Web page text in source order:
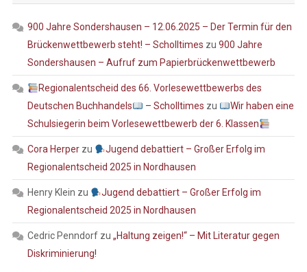
900 Jahre Sondershausen – 12.06.2025 – Der Termin für den
Brückenwettbewerb steht! – Scholltimes zu 900 Jahre
Sondershausen – Aufruf zum Papierbrückenwettbewerb
Regionalentscheid des 66. Vorlesewettbewerbs des
Deutschen Buchhandels
– Scholltimes zu
Wir haben eine
Schulsiegerin beim Vorlesewettbewerb der 6. Klassen
Cora Herperzu
Jugend debattiert – Großer Erfolg im
Regionalentscheid 2025 in Nordhausen
Henry Klein zu
Jugend debattiert – Großer Erfolg im
Regionalentscheid 2025 in Nordhausen
Cedric Penndorfzu „Haltung zeigen!“ – Mit Literatur gegen
Diskriminierung!